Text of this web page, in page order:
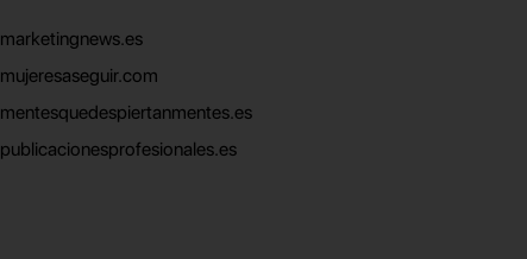
marketingnews.es
mujeresaseguir.com
mentesquedespiertanmentes.es
publicacionesprofesionales.es